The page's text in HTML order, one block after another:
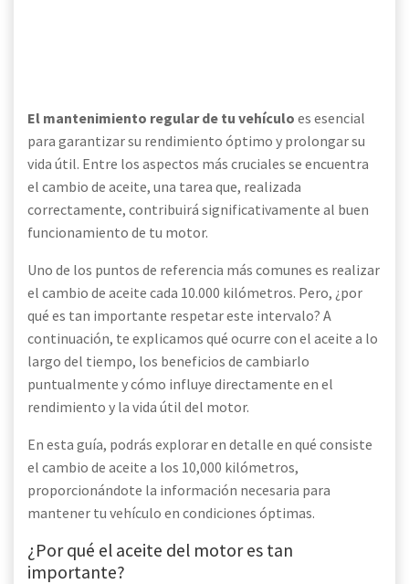
El mantenimiento regular de tu vehículo es esencial
para garantizar su rendimiento óptimo y prolongar su
vida útil. Entre los aspectos más cruciales se encuentra
el cambio de aceite, una tarea que, realizada
correctamente, contribuirá significativamente al buen
funcionamiento de tu motor.
Uno de los puntos de referencia más comunes es realizar
el cambio de aceite cada 10.000 kilómetros. Pero, ¿por
qué es tan importante respetar este intervalo? A
continuación, te explicamos qué ocurre con el aceite a lo
largo del tiempo, los beneficios de cambiarlo
puntualmente y cómo influye directamente en el
rendimiento y la vida útil del motor.
En esta guía, podrás explorar en detalle en qué consiste
el cambio de aceite a los 10,000 kilómetros,
proporcionándote la información necesaria para
mantener tu vehículo en condiciones óptimas.
¿Por qué el aceite del motor es tan
importante?